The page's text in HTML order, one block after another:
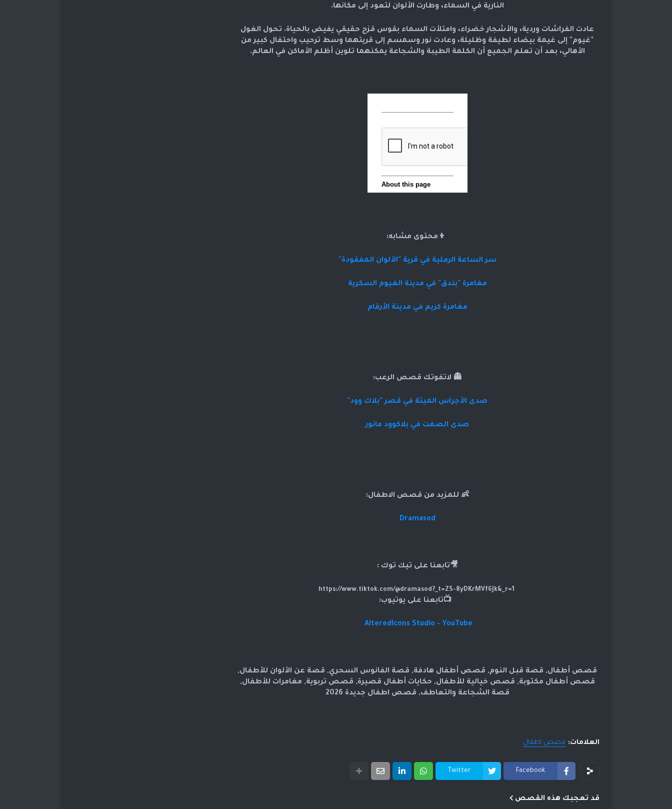
النارية في السماء، وطارت الألوان لتعود إلى مكانها.
عادت الفراشات وردية، والأشجار خضراء، وامتلأت السماء بقوس قزح حقيقي يفيض بالحياة. تحول الغول
"غيوم" إلى غيمة بيضاء لطيفة وظليلة، وعادت نور وسمسم إلى قريتهما وسط ترحيب واحتفال كبير من
الأهالي، بعد أن تعلم الجميع أن الكلمة الطيبة والشجاعة يمكنهما تلوين أظلم الأماكن في العالم.
👦محتوى مشابه:
سر الساعة الرملية في قرية "الألوان المفقودة"
مغامرة "بندق" في مدينة الغيوم السكرية
مغامرة كريم في مدينة الأرقام
👻 لاتفوتك قصص الرعب:
صدى الأجراس الميتة في قصر "بلاك وود"
صدى الصمت في بلاكوود مانور
👶 للمزيد من قصص الاطفال:
Dramasod
🎥تابعنا على تيك توك :
📺تابعنا على يوتيوب:
AlteredIcons Studio - YouTube
قصص أطفال, قصة قبل النوم, قصص أطفال هادفة, قصة الفانوس السحري, قصة عن الألوان للأطفال,
قصص أطفال مكتوبة, قصص خيالية للأطفال, حكايات أطفال قصيرة, قصص تربوية, مغامرات للأطفال,
قصة الشجاعة والتعاطف, قصص اطفال جديدة 2026
العلامات: قصص اطفال
Facebook
Twitter
قد تعجبك هذه القصص